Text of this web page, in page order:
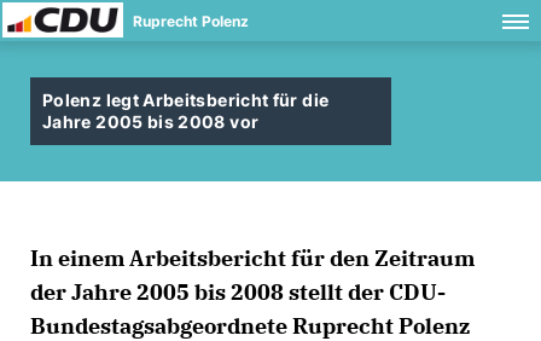
Ruprecht Polenz
Polenz legt Arbeitsbericht für die
Jahre 2005 bis 2008 vor
In einem Arbeitsbericht für den Zeitraum
der Jahre 2005 bis 2008 stellt der CDU-
Bundestagsabgeordnete Ruprecht Polenz